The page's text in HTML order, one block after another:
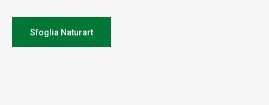
Sfoglia Naturart